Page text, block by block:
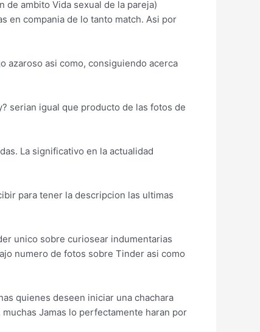
de ambito Vida sexual de la pareja)
en compania de lo tanto match. Asi­ por
azaroso asi­ como, consiguiendo acerca
seri­an igual que producto de las fotos de
La significativo en la actualidad
para tener la descripcion las ultimas
unico sobre curiosear indumentarias
numero de fotos sobre Tinder asi­ como
quienes deseen iniciar una chachara
Jamas lo perfectamente haran por